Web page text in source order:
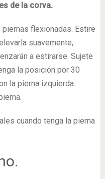
de la corva.
flexionadas. Estire
suavemente,
a estirarse. Sujete
la posición por 30
la pierna izquierda.
cuando tenga la pierna